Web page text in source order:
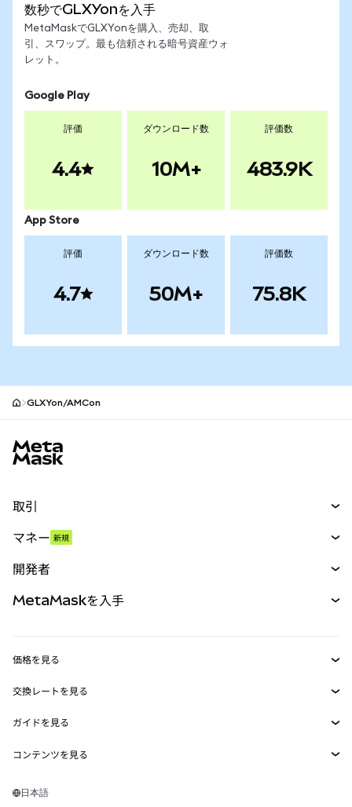
数秒でGLXYonを入手
MetaMaskでGLXYonを購入、売却、取
引、スワップ。最も信頼される暗号資産ウォ
レット。
Google Play
評価
4.4
ダウンロード数
10M+
評価数
483.9K
App Store
評価
4.7
ダウンロード数
50M+
評価数
75.8K
GLXYon/AMCon
取引
パーペチュアル
RWA
マネー 新規
開発者
MetaMask Connect
Snaps
Web3サービス
MetaMaskを入手
セキュリティ
サポート
キャリア
価格を見る
イーサリアムの価格
Solanaの価格
Tetherの価格
交換レートを見る
ETH→USD
USDT→INR
BTC→INR
ガイドを見る
ETHの購入
コンテンツを見る
Solanaウォレット
日本語